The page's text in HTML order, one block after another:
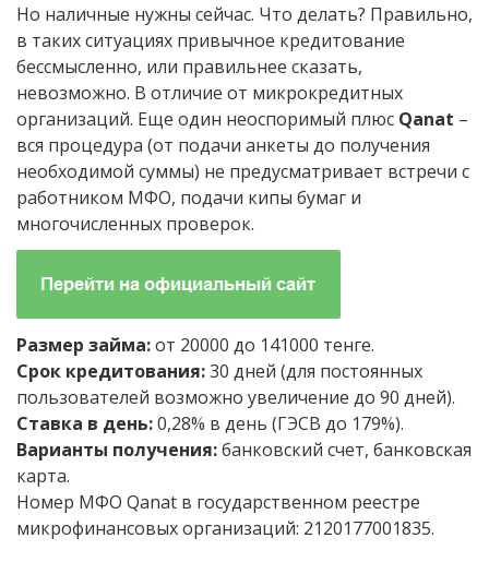
Но наличные нужны сейчас. Что делать? Правильно,
в таких ситуациях привычное кредитование
бессмысленно, или правильнее сказать,
невозможно. В отличие от микрокредитных
организаций. Еще один неоспоримый плюс Qanat –
вся процедура (от подачи анкеты до получения
необходимой суммы) не предусматривает встречи с
работником МФО, подачи кипы бумаг и
многочисленных проверок.
Размер займа:от 20000 до 141000 тенге.
Срок кредитования:30 дней (для постоянных
пользователей возможно увеличение до 90 дней).
Ставка в день:0,28% в день (ГЭСВ до 179%).
Варианты получения:банковский счет, банковская
карта.
Номер МФО Qanat в государственном реестре
микрофинансовых организаций: 2120177001835.